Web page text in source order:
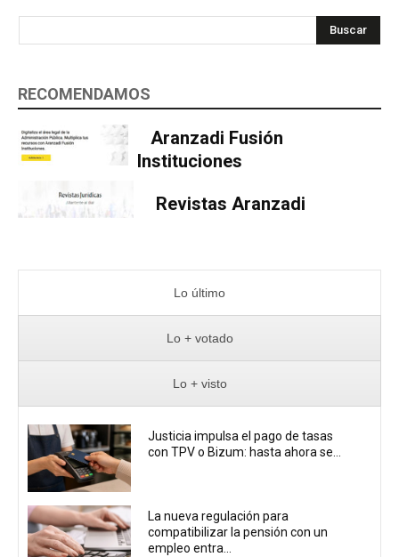
Buscar
RECOMENDAMOS
Aranzadi Fusión
Instituciones
Revistas Aranzadi
Lo último
Lo + votado
Lo + visto
Justicia impulsa el pago de tasas
con TPV o Bizum: hasta ahora se...
La nueva regulación para
compatibilizar la pensión con un
empleo entra...